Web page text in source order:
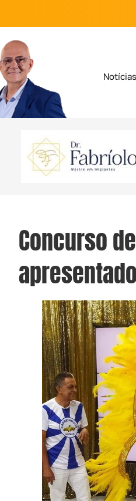
Notícias
Concurso